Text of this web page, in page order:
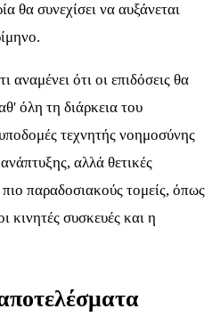
θα συνεχίσει να αυξάνεται
αναμένει ότι οι επιδόσεις θα
όλη τη διάρκεια του
τεχνητής νοημοσύνης
αλλά θετικές
πιο παραδοσιακούς τομείς, όπως
κινητές συσκευές και η